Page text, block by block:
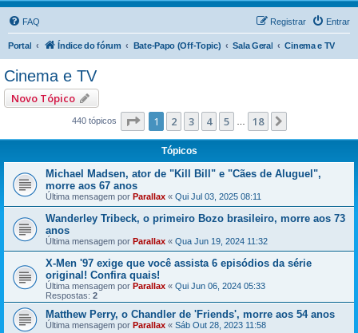
FAQ Entrar
Registrar
Portal Índice do fórum Bate-Papo (Off-Topic) Sala Geral Cinema e TV
Cinema e TV
Novo Tópico
440 tópicos Página de 18
1 2 3 4 5 18
Tópicos
Michael Madsen, ator de "Kill Bill" e "Cães de Aluguel",
morre aos 67 anos
Última mensagem por Parallax « Qui Jul 03, 2025 08:11
Wanderley Tribeck, o primeiro Bozo brasileiro, morre aos 73
anos
Última mensagem por Parallax « Qua Jun 19, 2024 11:32
X-Men '97 exige que você assista 6 episódios da série
original! Confira quais!
Última mensagem por Parallax « Qui Jun 06, 2024 05:33
Respostas: 2
Matthew Perry, o Chandler de 'Friends', morre aos 54 anos
Última mensagem por Parallax « Sáb Out 28, 2023 11:58